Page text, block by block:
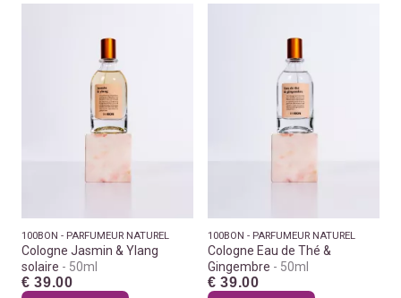
100BON - PARFUMEUR NATUREL
Cologne Jasmin & Ylang
solaire
50ml
€ 39.00
100BON - PARFUMEUR NATUREL
Cologne Eau de Thé &
Gingembre
50ml
€ 39.00